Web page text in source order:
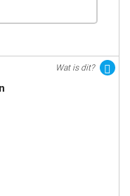
Wat is dit?